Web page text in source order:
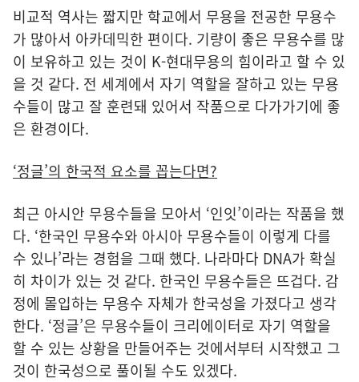
비교적 역사는 짧지만 학교에서 무용을 전공한 무용수
가 많아서 아카데믹한 편이다. 기량이 좋은 무용수를 많
이 보유하고 있는 것이 K-현대무용의 힘이라고 할 수 있
을 것 같다. 전 세계에서 자기 역할을 잘하고 있는 무용
수들이 많고 잘 훈련돼 있어서 작품으로 다가가기에 좋
은 환경이다.
‘정글’의 한국적 요소를 꼽는다면?
최근 아시안 무용수들을 모아서 ‘인잇’이라는 작품을 했
다. ‘한국인 무용수와 아시아 무용수들이 이렇게 다를
수 있나’라는 경험을 그때 했다. 나라마다 DNA가 확실
히 차이가 있는 것 같다. 한국인 무용수들은 뜨겁다. 감
정에 몰입하는 무용수 자체가 한국성을 가졌다고 생각
한다. ‘정글’은 무용수들이 크리에이터로 자기 역할을
할 수 있는 상황을 만들어주는 것에서부터 시작했고 그
것이 한국성으로 풀이될 수도 있겠다.